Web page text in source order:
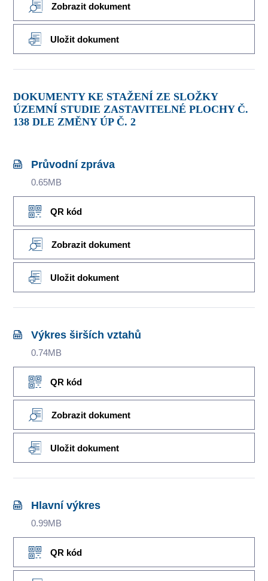
Zobrazit dokument
Uložit dokument
DOKUMENTY KE STAŽENÍ ZE SLOŽKY
ÚZEMNÍ STUDIE ZASTAVITELNÉ PLOCHY Č.
138 DLE ZMĚNY ÚP Č. 2
Průvodní zpráva
0.65MB
QR kód
Zobrazit dokument
Uložit dokument
Výkres širších vztahů
0.74MB
QR kód
Zobrazit dokument
Uložit dokument
Hlavní výkres
0.99MB
QR kód